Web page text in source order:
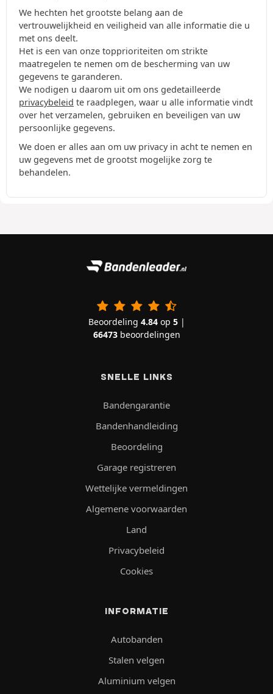
We hechten het grootste belang aan de
vertrouwelijkheid en veiligheid van alle informatie die u
met ons deelt.
Het is een van onze topprioriteiten om strikte
maatregelen te nemen om de bescherming van uw
gegevens te garanderen.
We nodigen u daarom uit om ons gedetailleerde
privacybeleid te raadplegen, waar u alle informatie vindt
over het verzamelen, gebruiken en beveiligen van uw
persoonlijke gegevens.
We doen er alles aan om uw privacy in acht te nemen en
uw gegevens met de grootst mogelijke zorg te
behandelen.
Beoordeling 4.84op 5|
66473beoordelingen
SNELLE LINKS
Bandengarantie
Bandenhandleiding
Beoordeling
Garage registreren
Wettelijke vermeldingen
Algemene voorwaarden
Land
Privacybeleid
Cookies
INFORMATIE
Autobanden
Stalen velgen
Aluminium velgen